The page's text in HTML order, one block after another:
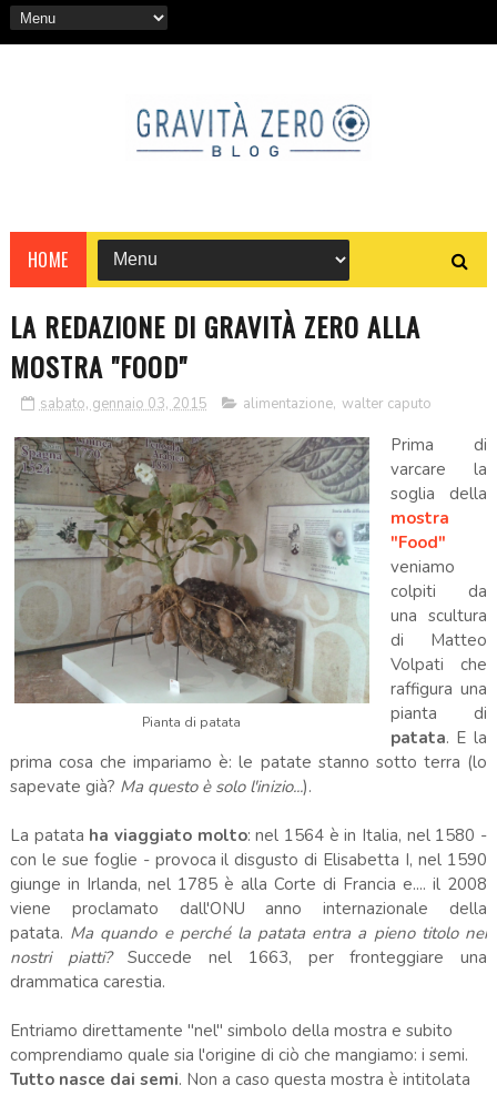
HOME
LA REDAZIONE DI GRAVITÀ ZERO ALLA
MOSTRA "FOOD"
sabato, gennaio 03, 2015 alimentazione, walter caputo
Pianta di patata
Prima di
varcare la
soglia della
mostra
"Food"
veniamo
colpiti da
una scultura
di Matteo
Volpati che
raffigura una
pianta di
patata. E la
prima cosa che impariamo è: le patate stanno sotto terra (lo
sapevate già? Ma questo è solo l'inizio...).
La patata ha viaggiato molto: nel 1564 è in Italia, nel 1580 -
con le sue foglie - provoca il disgusto di Elisabetta I, nel 1590
giunge in Irlanda, nel 1785 è alla Corte di Francia e.... il 2008
viene proclamato dall'ONU anno internazionale della
patata. Ma quando e perché la patata entra a pieno titolo nei
nostri piatti?Succede nel 1663, per fronteggiare una
drammatica carestia.
Entriamo direttamente "nel" simbolo della mostra e subito
comprendiamo quale sia l'origine di ciò che mangiamo: i semi.
Tutto nasce dai semi. Non a caso questa mostra è intitolata